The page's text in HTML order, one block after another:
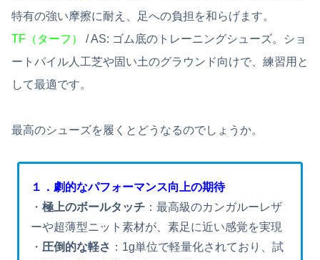
特有の強い摩擦に耐え、足への負担を和らげます。
TF（ターフ）
/ AS: ゴム底のトレーニングシューズ。ショ
ートパイル人工芝や固い土のグラウンド向けで、練習用と
して最適です。
最高のシューズを履くとどうなるのでしょうか。
１．劇的なパフォーマンス向上の期待
・極上のボールタッチ ：最高級のカンガルーレザ
ーや超薄型ニット素材が、素足に近い感覚を実現
・圧倒的な軽さ ：1g単位で軽量化されており、試